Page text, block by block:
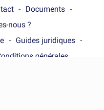
Documents
nous ?
Guides juridiques
générales